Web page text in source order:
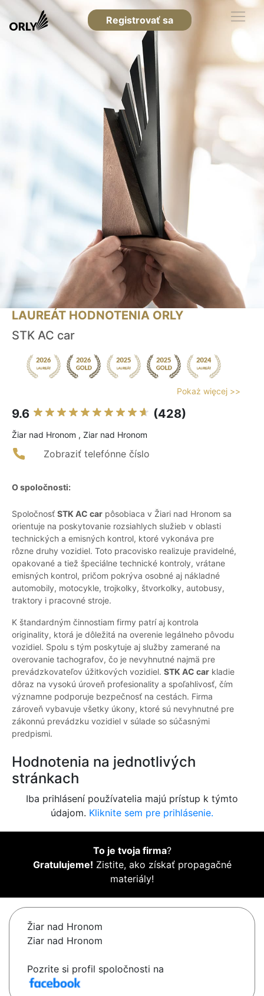
Registrovať sa
LAUREÁT HODNOTENIA ORLY
STK AC car
Pokaż więcej >>
9.6 (428)
Žiar nad Hronom , Ziar nad Hronom
Zobraziť telefónne číslo
O spoločnosti:
Spoločnosť STK AC car pôsobiaca v Žiari nad Hronom sa
orientuje na poskytovanie rozsiahlych služieb v oblasti
technických a emisných kontrol, ktoré vykonáva pre
rôzne druhy vozidiel. Toto pracovisko realizuje pravidelné,
opakované a tiež špeciálne technické kontroly, vrátane
emisných kontrol, pričom pokrýva osobné aj nákladné
automobily, motocykle, trojkolky, štvorkolky, autobusy,
traktory i pracovné stroje.
K štandardným činnostiam firmy patrí aj kontrola
originality, ktorá je dôležitá na overenie legálneho pôvodu
vozidiel. Spolu s tým poskytuje aj služby zamerané na
overovanie tachografov, čo je nevyhnutné najmä pre
prevádzkovateľov úžitkových vozidiel. STK AC car kladie
dôraz na vysokú úroveň profesionality a spoľahlivosť, čím
významne podporuje bezpečnosť na cestách. Firma
zároveň vybavuje všetky úkony, ktoré sú nevyhnutné pre
zákonnú prevádzku vozidiel v súlade so súčasnými
predpismi.
Hodnotenia na jednotlivých
stránkach
Iba prihlásení používatelia majú prístup k týmto
údajom. Kliknite sem pre prihlásenie.
To je tvoja firma?
Gratulujeme! Zistite, ako získať propagačné
materiály!
Žiar nad Hronom
Ziar nad Hronom
Pozrite si profil spoločnosti na